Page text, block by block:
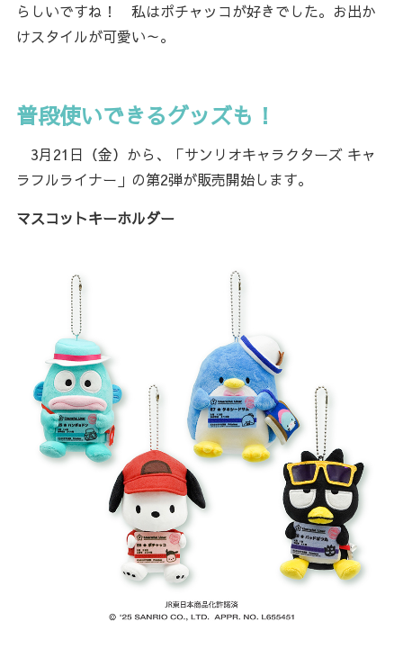
らしいですね！ 私はポチャッコが好きでした。お出か
けスタイルが可愛い～。
普段使いできるグッズも！
3月21日（金）から、「サンリオキャラクターズ キャ
ラフルライナー」の第2弾が販売開始します。
マスコットキーホルダー